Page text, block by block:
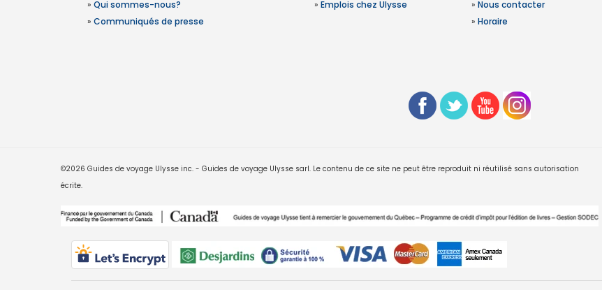
» Qui sommes-nous?
» Communiqués de presse
» Emplois chez Ulysse
» Nous contacter
» Horaire
©2026 Guides de voyage Ulysse inc. - Guides de voyage Ulysse sarl. Le contenu de ce site ne peut être reproduit ni réutilisé sans autorisation
écrite.